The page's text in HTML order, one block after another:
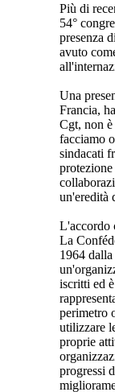
Più di
54°
presenza
avuto
Una
Francia,
Cgt, non
facciamo
sindacati
un'eredità
L'accordo
La
1964
iscritti ed
perimetro
utilizzare
proprie
progressi